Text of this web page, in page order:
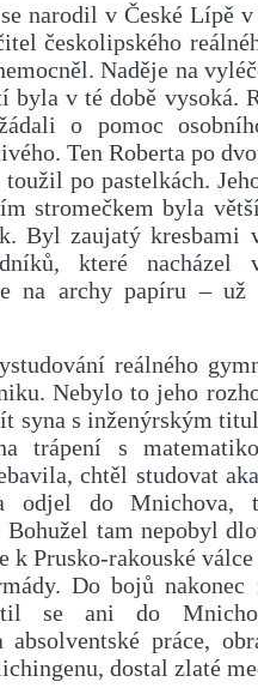
narodil v České Lípě v
českolipského
Naděje na
byla v té době vysoká.
o pomoc
Ten Roberta po
po pastelkách.
stromečkem byla
Byl zaujatý kresbami
které nacházel
na archy papíru – už
reálného
Nebylo to jeho
syna s inženýrským
trápení s
chtěl studovat
odjel do Mnichova,
tam nepobyl
k Prusko-rakouské
Do bojů nakonec
se ani do
práce,
dostal zlaté